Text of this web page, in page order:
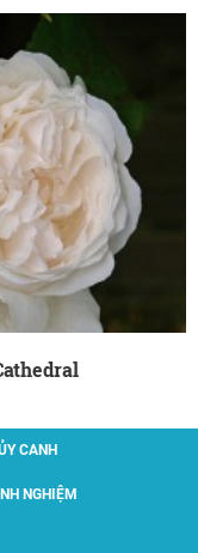
CANH
NGHIỆM